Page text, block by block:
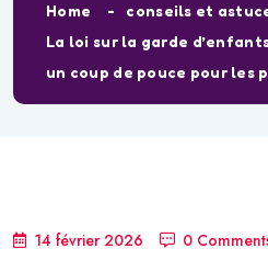
Home
conseils et
La loi sur la garde
un coup de pouce pour les
14 février 2026 0